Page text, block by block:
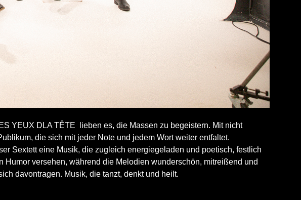
YEUX DLA TÊTE lieben es, die Massen zu begeistern. Mit nicht
die sich mit jeder Note und jedem Wort weiter entfaltet.
Sextett eine Musik, die zugleich energiegeladen und poetisch, festlich
versehen, während die Melodien wunderschön, mitreißend und
davontragen. Musik, die tanzt, denkt und heilt.